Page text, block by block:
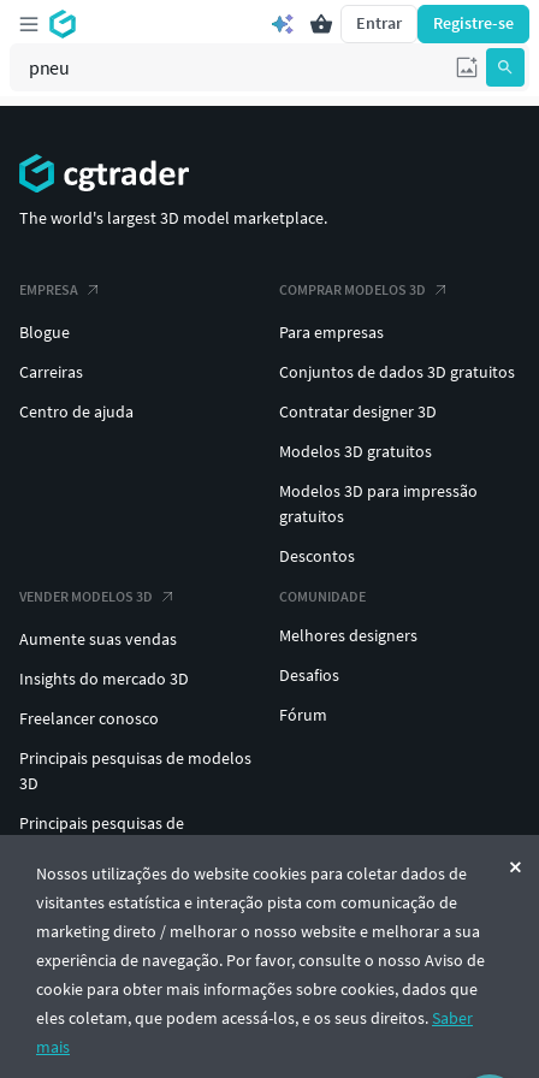
Entrar Registre-se
Nossos utilizações do website cookies para coletar dados de
visitantes estatística e interação pista com comunicação de
marketing direto / melhorar o nosso website e melhorar a sua
experiência de navegação. Por favor, consulte o nosso Aviso de
cookie para obter mais informações sobre cookies, dados que
eles coletam, que podem acessá-los, e os seus direitos. Saber
mais
The world's largest 3D model marketplace.
EMPRESA
Blogue
Carreiras
Centro de ajuda
COMPRAR MODELOS 3D
Para empresas
Conjuntos de dados 3D gratuitos
Contratar designer 3D
Modelos 3D gratuitos
Modelos 3D para impressão
gratuitos
Descontos
VENDER MODELOS 3D
Aumente suas vendas
Insights do mercado 3D
Freelancer conosco
Principais pesquisas de modelos
3D
Principais pesquisas de
COMUNIDADE
Melhores designers
Desafios
Fórum
ENTERPRISE 3D AT SCALE
© CGTrader 2011-2026
UAB CGTrader, Antakalnio st. 17, Vilnius, Lithuania
Termos e CondiçõesPrivacidade🇵🇹 Português